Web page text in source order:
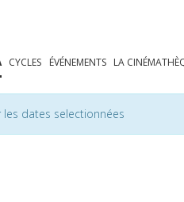
CYCLES ÉVÉNEMENTS LA
dates selectionnées